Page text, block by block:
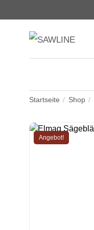
Startseite Shop
Angebot!